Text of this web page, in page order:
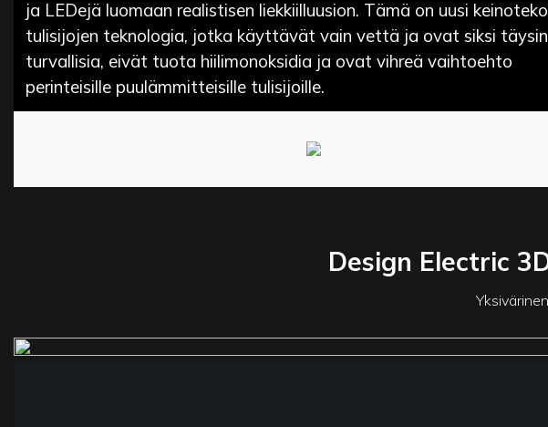
ja LEDejä luomaan realistisen liekkiilluusion. Tämä on uusi
tulisijojen teknologia, jotka käyttävät vain vettä ja ovat siksi täysin
turvallisia, eivät tuota hiilimonoksidia ja ovat vihreä vaihtoehto
perinteisille puulämmitteisille tulisijoille.
Design Electric